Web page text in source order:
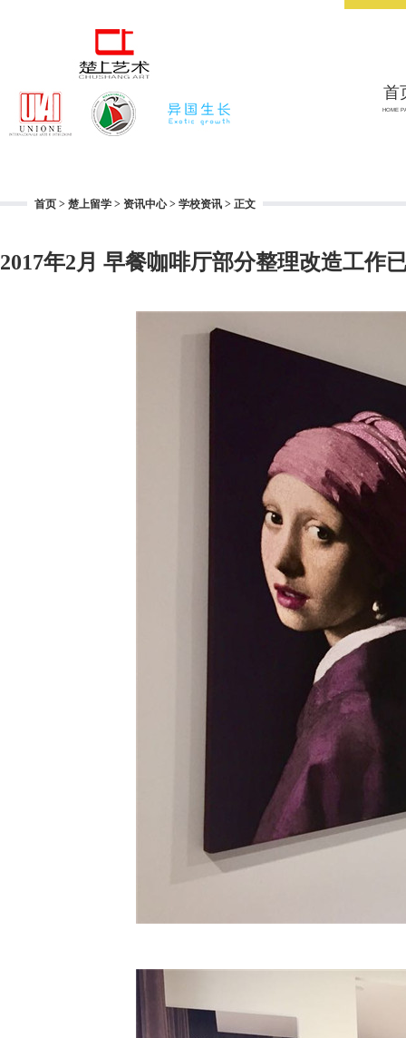
首
HOME
首页 > 楚上留学 > 资讯中心> 学校资讯 > 正文
2017年2月 早餐咖啡厅部分整理改造工作